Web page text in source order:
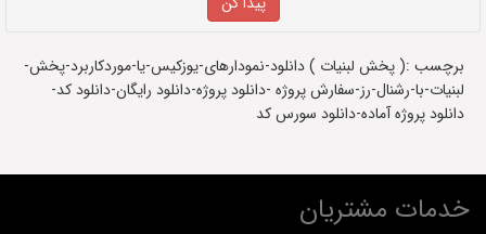
برچسب :( پخش لبنیات ) دانلود-نمودارهای-یوزکیس-یا-موردکاربرد-پخش-
لبنیات-با-رشنال-رز-سفارش پروژه -دانلود پروژه-دانلود رایگان-دانلود کد-
دانلود پروژه آماده-دانلود سورس کد
خدمات مشتریان